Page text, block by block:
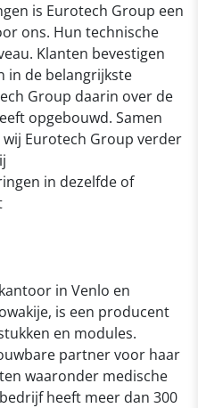
is Eurotech Group een
ons. Hun technische
Klanten bevestigen
in de belangrijkste
Group daarin over de
opgebouwd. Samen
Eurotech Group verder
in dezelfde of
in Venlo en
is een producent
en modules.
partner voor haar
waaronder medische
heeft meer dan 300